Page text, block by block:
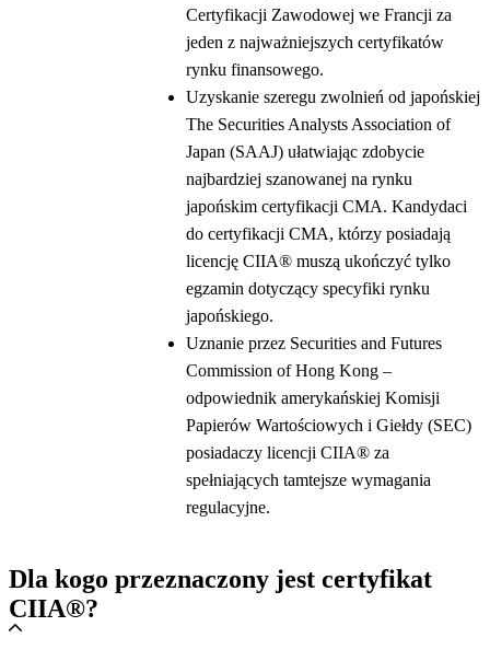
Certyfikacji Zawodowej we Francji za
jeden z najważniejszych certyfikatów
rynku finansowego.
Uzyskanie szeregu zwolnień od japońskiej
The Securities Analysts Association of
Japan (SAAJ) ułatwiając zdobycie
najbardziej szanowanej na rynku
japońskim certyfikacji CMA. Kandydaci
do certyfikacji CMA, którzy posiadają
licencję CIIA® muszą ukończyć tylko
egzamin dotyczący specyfiki rynku
japońskiego.
Uznanie przez Securities and Futures
Commission of Hong Kong –
odpowiednik amerykańskiej Komisji
Papierów Wartościowych i Giełdy (SEC)
posiadaczy licencji CIIA® za
spełniających tamtejsze wymagania
regulacyjne.
Dla kogo przeznaczony jest certyfikat
CIIA®?